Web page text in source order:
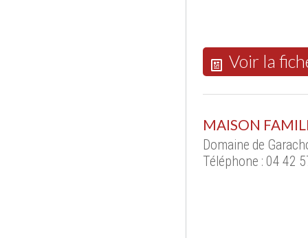
Voir la
MAISON
Domaine de
Téléphone : 04 42